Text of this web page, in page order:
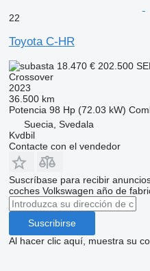
22
Toyota C-HR
18.470 € 202.500
Crossover
2023
36.500 km
Potencia 98 Hp (72.03 kW)
Suecia, Svedala
Kvdbil
Contacte con el vendedor
Suscríbase para recibir
coches Volkswagen año de
Suscribirse
Al hacer clic aquí, muestra su